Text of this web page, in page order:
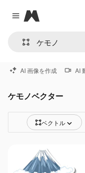
Close menu
Magnific
AI 画像を作成 AI
ケモノベクター
ベクトル